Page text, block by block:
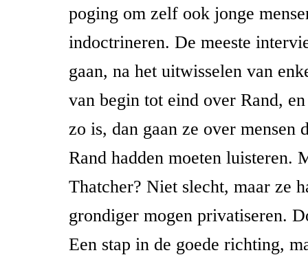
poging om zelf ook jonge
indoctrineren. De meeste
gaan, na het uitwisselen van
van begin tot eind over Rand,
zo is, dan gaan ze over mensen
Rand hadden moeten luisteren.
Thatcher? Niet slecht, maar ze
grondiger mogen privatiseren.
Een stap in de goede richting,